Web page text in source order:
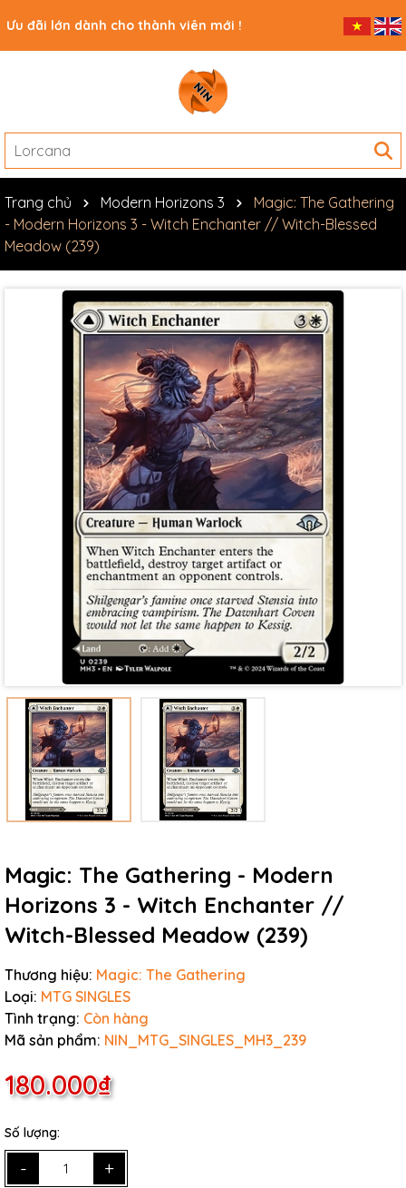
Ưu đãi lớn dành cho thành viên mới !
Trang chủ Modern Horizons 3
Magic: The Gathering
- Modern Horizons 3 - Witch Enchanter // Witch-Blessed
Meadow (239)
Magic: The Gathering - Modern
Horizons 3 - Witch Enchanter //
Witch-Blessed Meadow (239)
Thương hiệu: Magic: The Gathering
Loại: MTG SINGLES
Tình trạng: Còn hàng
Mã sản phẩm: NIN_MTG_SINGLES_MH3_239
180.000₫
Số lượng:
- +
Mã giảm giá:
Ngày hết hạn:
Điều kiện: